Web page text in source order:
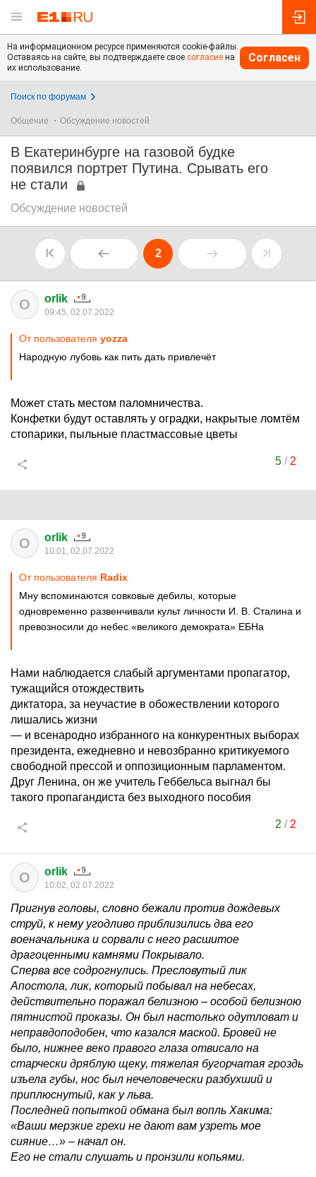
На информационном ресурсе применяются cookie-файлы.
Оставаясь на сайте, вы подтверждаете свое согласие на
их использование.
Согласен
Поиск по форумам
Общение Обсуждение новостей
В Екатеринбурге на газовой будке
появился портрет Путина. Срывать его
не стали
Обсуждение новостей
2
O orlik
09:45, 02.07.2022
От пользователя yozza
Народную лубовь как пить дать привлечёт
Может стать местом паломничества.
Конфетки будут оставлять у оградки, накрытые ломтём
стопарики, пыльные пластмассовые цветы
5/ 2
O orlik
10:01, 02.07.2022
От пользователя Rаdix
Мну вспоминаются совковые дебилы, которые
одновременно развенчивали культ личности И. В. Сталина и
превозносили до небес «великого демократа» ЕБНа
Нами наблюдается слабый аргументами пропагатор,
тужащийся отождествить
диктатора, за неучастие в обожествлении которого
лишались жизни
— и всенародно избранного на конкурентных выборах
президента, ежедневно и невозбранно критикуемого
свободной прессой и оппозиционным парламентом.
Друг Ленина, он же учитель Геббельса выгнал бы
такого пропагандиста без выходного пособия
2 / 2
O orlik
10:02, 02.07.2022
Пригнув головы, словно бежали против дождевых
струй, к нему угодливо приблизились два его
военачальника и сорвали с него расшитое
драгоценными камнями Покрывало.
Сперва все содрогнулись. Пресловутый лик
Апостола, лик, который побывал на небесах,
действительно поражал белизною – особой белизною
пятнистой проказы. Он был настолько одутловат и
неправдоподобен, что казался маской. Бровей не
было, нижнее веко правого глаза отвисало на
старчески дряблую щеку, тяжелая бугорчатая гроздь
изъела губы, нос был нечеловечески разбухший и
приплюснутый, как у льва.
Последней попыткой обмана был вопль Хакима:
«Ваши мерзкие грехи не дают вам узреть мое
сияние…» – начал он.
Его не стали слушать и пронзили копьями.